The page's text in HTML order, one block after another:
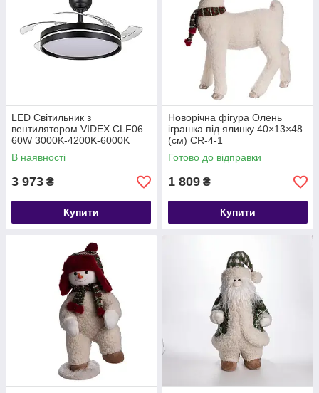
LED Світильник з
вентилятором VIDEX CLF06
60W 3000K-4200K-6000K
Black
В наявності
3 973 ₴
Купити
Новорічна фігура Олень
іграшка під ялинку 40×13×48
(см) CR-4-1
Готово до відправки
1 809 ₴
Купити